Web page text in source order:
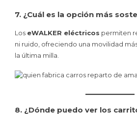
7. ¿Cuál es la opción más
Los eWALKER eléctricos permiten
ni ruido, ofreciendo una movilidad
la última milla.
8. ¿Dónde puedo ver los